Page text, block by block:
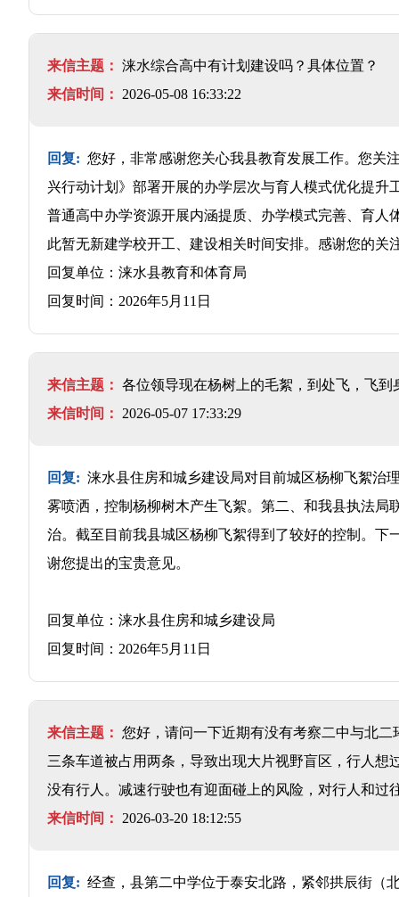
来信主题： 涞水综合高中有计划建设吗？具体位置？
来信时间：
2026-05-08 16:33:22
回复: 您好，非常感谢您关心我县教育发展工作。您关
兴行动计划》部署开展的办学层次与育人模式优化提
普通高中办学资源开展内涵提质、办学模式完善、育
此暂无新建学校开工、建设相关时间安排。感谢您的关
回复单位：涞水县教育和体育局
回复时间：2026年5月11日
来信主题： 各位领导现在杨树上的毛絮，到处飞，飞
来信时间：
2026-05-07 17:33:29
回复: 涞水县住房和城乡建设局对目前城区杨柳飞絮治
雾喷洒，控制杨柳树木产生飞絮。第二、和我县执法
治。截至目前我县城区杨柳飞絮得到了较好的控制。
谢您提出的宝贵意见。
回复单位：涞水县住房和城乡建设局
回复时间：2026年5月11日
来信主题： 您好，请问一下近期有没有考察二中与北
三条车道被占用两条，导致出现大片视野盲区，行人
没有行人。减速行驶也有迎面碰上的风险，对行人和过
来信时间：
2026-03-20 18:12:55
回复: 经查，县第二中学位于泰安北路，紧邻拱辰街（